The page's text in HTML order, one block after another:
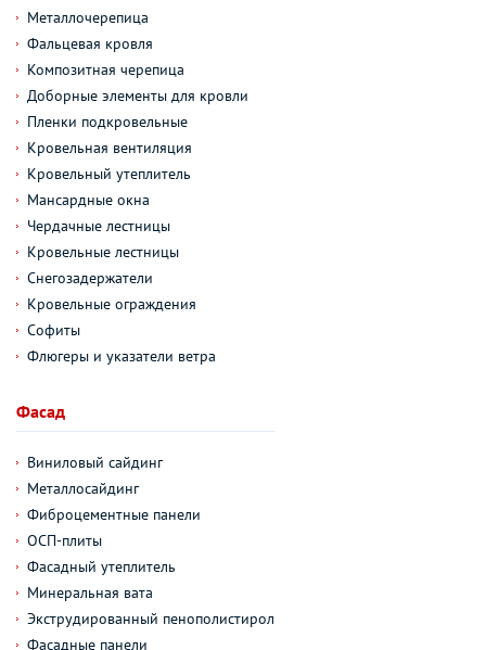
Металлочерепица
Фальцевая кровля
Композитная черепица
Доборные элементы для кровли
Пленки подкровельные
Кровельная вентиляция
Кровельный утеплитель
Мансардные окна
Чердачные лестницы
Кровельные лестницы
Снегозадержатели
Кровельные ограждения
Софиты
Флюгеры и указатели ветра
Фасад
Виниловый сайдинг
Металлосайдинг
Фиброцементные панели
ОСП-плиты
Фасадный утеплитель
Минеральная вата
Экструдированный пенополистирол
Фасадные панели